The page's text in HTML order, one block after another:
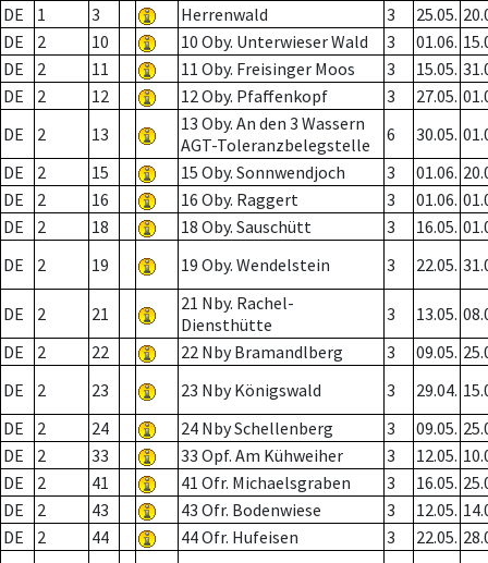
DE
1 3 Herrenwald 3 25.05.
DE
2 10 10 Oby. Unterwieser Wald 3 01.06.
DE
2 11 11 Oby. Freisinger Moos 3 15.05.
DE
2 12 12 Oby. Pfaffenkopf 3 27.05.
DE
2 13
13 Oby. An den 3 Wassern
AGT-Toleranzbelegstelle
6 30.05.
DE
2 15 15 Oby. Sonnwendjoch 3 01.06.
DE
2 16 16 Oby. Raggert 3 01.06.
DE
2 18 18 Oby. Sauschütt 3 16.05.
DE
2 19 19 Oby. Wendelstein 3 22.05.
DE 2 21
21 Nby. Rachel-
Diensthütte
3 13.05.
DE
2 22 22 Nby Bramandlberg 3 09.05.
DE
2 23 23 Nby Königswald 3 29.04.
DE
2 24 24 Nby Schellenberg 3 09.05.
DE
2 33 33 Opf. Am Kühweiher 3 12.05.
DE
2 41 41 Ofr. Michaelsgraben 3 16.05.
DE
2 43 43 Ofr. Bodenwiese 3 12.05.
DE
2 44 44 Ofr. Hufeisen 3 22.05.